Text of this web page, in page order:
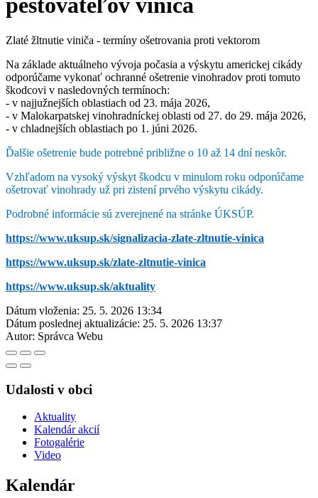
pestovateľov viniča
Zlaté žltnutie viniča - termíny ošetrovania proti vektorom
Na základe aktuálneho vývoja počasia a výskytu americkej cikády
odporúčame vykonať ochranné ošetrenie vinohradov proti tomuto
škodcovi v nasledovných termínoch:
- v najjužnejších oblastiach od 23. mája 2026,
- v Malokarpatskej vinohradníckej oblasti od 27. do 29. mája 2026,
- v chladnejších oblastiach po 1. júni 2026.
Ďalšie ošetrenie bude potrebné približne o 10 až 14 dní neskôr.
Vzhľadom na vysoký výskyt škodcu v minulom roku odporúčame
ošetrovať vinohrady už pri zistení prvého výskytu cikády.
Podrobné informácie sú zverejnené na stránke ÚKSÚP.
https://www.uksup.sk/signalizacia-zlate-zltnutie-vinica
https://www.uksup.sk/zlate-zltnutie-vinica
https://www.uksup.sk/aktuality
Dátum vloženia: 25. 5. 2026 13:34
Dátum poslednej aktualizácie: 25. 5. 2026 13:37
Autor: Správca Webu
Udalosti v obci
Aktuality
Kalendár akcií
Fotogalérie
Video
Kalendár